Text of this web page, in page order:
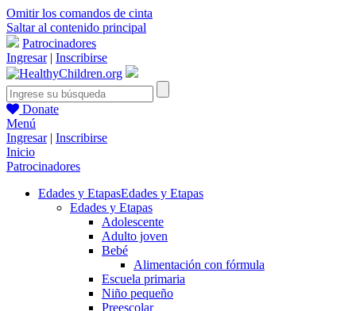
Omitir los comandos de cinta
Saltar al contenido principal
Patrocinadores
Ingresar| Inscribirse
Donate
Menú
Ingresar| Inscribirse
Inicio
Patrocinadores
Edades y EtapasEdades y Etapas
Edades y Etapas
Adolescente
Adulto joven
Bebé
Alimentación con fórmula
Escuela primaria
Niño pequeño
Preescolar